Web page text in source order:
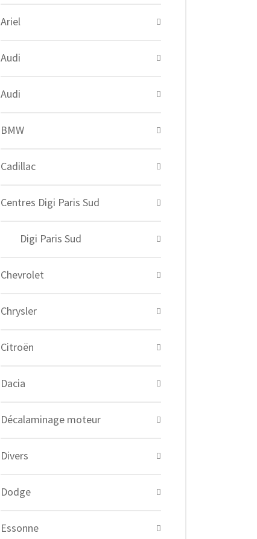
Ariel
Audi
Audi
BMW
Cadillac
Centres Digi Paris Sud
Digi Paris Sud
Chevrolet
Chrysler
Citroën
Dacia
Décalaminage moteur
Divers
Dodge
Essonne